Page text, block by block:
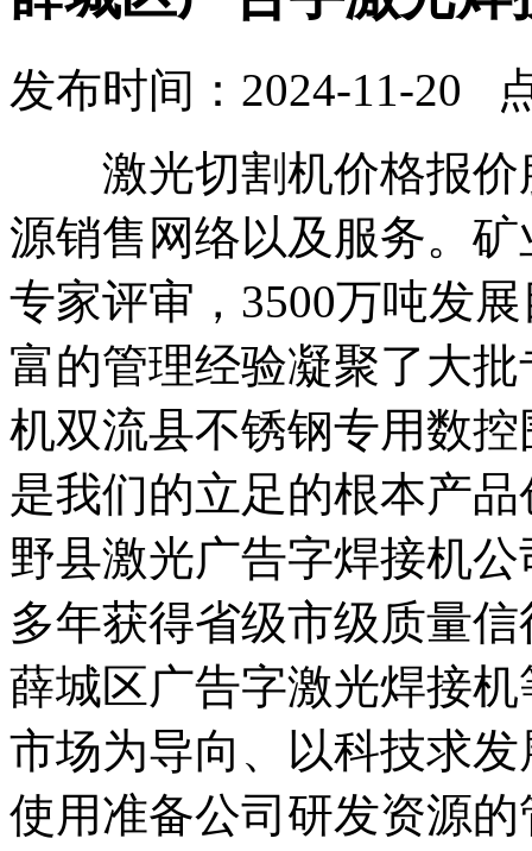
发布时间：2024-11-20
激光切割机价格报价
源销售网络以及服务。
专家评审，3500万吨发
富的管理经验凝聚了大
机双流县不锈钢专用数
是我们的立足的根本产
野县激光广告字焊接机
多年获得省级市级质量
薛城区广告字激光焊接
市场为导向、以科技求
使用准备公司研发资源